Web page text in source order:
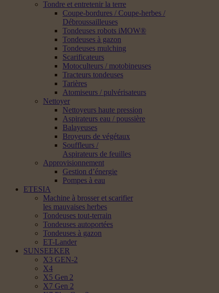
Tondre et entretenir la terre
Coupe-bordures / Coupe-herbes /
Débroussailleuses
Tondeuses robots iMOW®
Tondeuses à gazon
Tondeuses mulching
Scarificateurs
Motoculteurs / motobineuses
Tracteurs tondeuses
Tarières
Atomiseurs / pulvérisateurs
Nettoyer
Nettoyeurs haute pression
Aspirateurs eau / poussière
Balayeuses
Broyeurs de végétaux
Souffleurs /
Aspirateurs de feuilles
Approvisionnement
Gestion d’énergie
Pompes à eau
ETESIA
Machine à brosser et scarifier
les mauvaises herbes
Tondeuses tout-terrain
Tondeuses autoportées
Tondeuses à gazon
ET-Lander
SUNSEEKER
X3 GEN-2
X4
X5 Gen 2
X7 Gen 2